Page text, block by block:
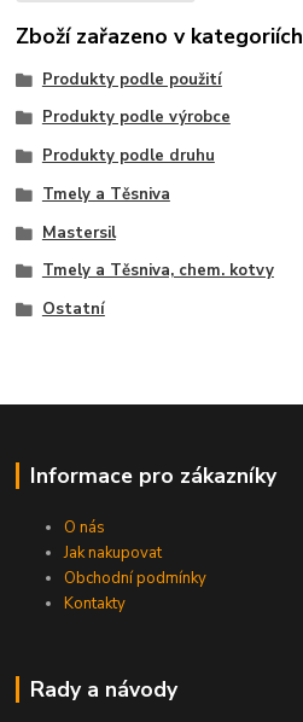
Zboží zařazeno v kategoriích
Produkty podle použití
Produkty podle výrobce
Produkty podle druhu
Tmely a Těsniva
Mastersil
Tmely a Těsniva, chem. kotvy
Ostatní
Informace pro zákazníky
O nás
Jak nakupovat
Obchodní podmínky
Kontakty
Rady a návody